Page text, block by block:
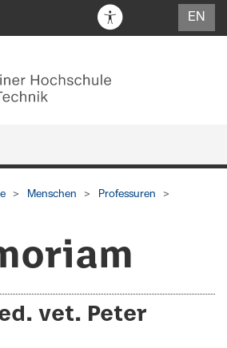
EN
Menschen
Professuren
vet. Peter